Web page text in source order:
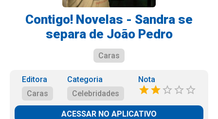
Contigo! Novelas - Sandra se
separa de João Pedro
Caras
Editora
Caras
Categoria
Celebridades
Nota
ACESSAR NO APLICATIVO